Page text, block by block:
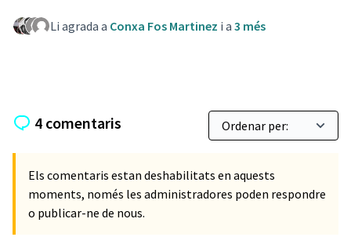
Li agrada a Conxa Fos Martinez i a 3 més
4 comentaris
Els comentaris estan deshabilitats en aquests
moments, només les administradores poden respondre
o publicar-ne de nous.